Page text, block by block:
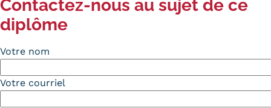
Contactez-nous au sujet de ce
diplôme
Votre nom
Votre courriel